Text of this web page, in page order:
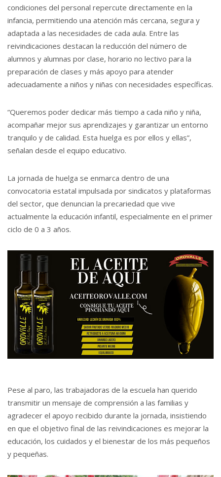
condiciones del personal repercute directamente en la
infancia, permitiendo una atención más cercana, segura y
adaptada a las necesidades de cada aula. Entre las
reivindicaciones destacan la reducción del número de
alumnos y alumnas por clase, horario no lectivo para la
preparación de clases y más apoyo para atender
adecuadamente a niños y niñas con necesidades específicas.
“Queremos poder dedicar más tiempo a cada niño y niña,
acompañar mejor sus aprendizajes y garantizar un entorno
tranquilo y de calidad. Esta huelga es por ellos y ellas”,
señalan desde el equipo educativo.
La jornada de huelga se enmarca dentro de una
convocatoria estatal impulsada por sindicatos y plataformas
del sector, que denuncian la precariedad que vive
actualmente la educación infantil, especialmente en el primer
ciclo de 0 a 3 años.
Pese al paro, las trabajadoras de la escuela han querido
transmitir un mensaje de comprensión a las familias y
agradecer el apoyo recibido durante la jornada, insistiendo
en que el objetivo final de las reivindicaciones es mejorar la
educación, los cuidados y el bienestar de los más pequeños
y pequeñas.